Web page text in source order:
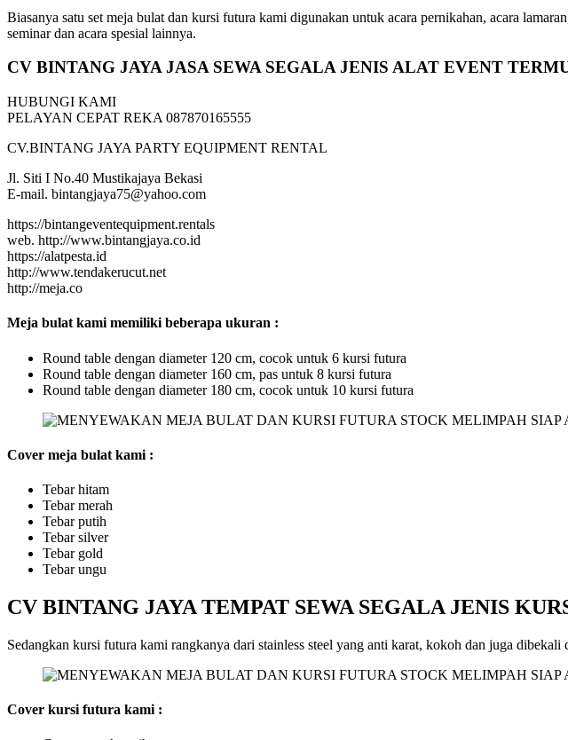
Biasanya satu set meja bulat dan kursi futura kami digunakan untuk acara pernikahan, acara
seminar dan acara spesial lainnya.
CV BINTANG JAYA JASA SEWA SEGALA JENIS ALAT EVENT
HUBUNGI KAMI
PELAYAN CEPAT REKA 087870165555
CV.BINTANG JAYA PARTY EQUIPMENT RENTAL
Jl. Siti I No.40 Mustikajaya Bekasi
E-mail. bintangjaya75@yahoo.com
https://bintangeventequipment.rentals
web. http://www.bintangjaya.co.id
https://alatpesta.id
http://www.tendakerucut.net
http://meja.co
Meja bulat kami memiliki beberapa ukuran :
Round table dengan diameter 120 cm, cocok untuk 6 kursi futura
Round table dengan diameter 160 cm, pas untuk 8 kursi futura
Round table dengan diameter 180 cm, cocok untuk 10 kursi futura
Cover meja bulat kami :
Tebar hitam
Tebar merah
Tebar putih
Tebar silver
Tebar gold
Tebar ungu
CV BINTANG JAYA TEMPAT SEWA SEGALA JENIS
Sedangkan kursi futura kami rangkanya dari stainless steel yang anti karat, kokoh dan juga dibekali
Cover kursi futura kami :